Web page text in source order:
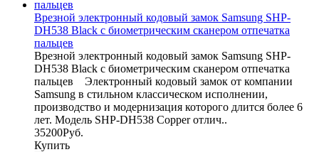
Врезной электронный кодовый замок Samsung SHP-
DH538 Black с биометрическим сканером отпечатка
пальцев
Врезной электронный кодовый замок Samsung SHP-
DH538 Black с биометрическим сканером отпечатка
пальцев Электронный кодовый замок от компании
Samsung в стильном классическом исполнении,
производство и модернизация которого длится более 6
лет. Модель SHP-DH538 Copper отлич..
35200Руб.
Купить